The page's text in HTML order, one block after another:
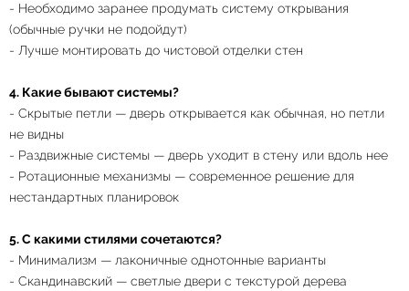
- Необходимо заранее продумать систему открывания
(обычные ручки не подойдут)
- Лучше монтировать до чистовой отделки стен
4. Какие бывают системы?
- Скрытые петли — дверь открывается как обычная, но петли
не видны
- Раздвижные системы — дверь уходит в стену или вдоль нее
- Ротационные механизмы — современное решение для
нестандартных планировок
5. С какими стилями сочетаются?
- Минимализм — лаконичные однотонные варианты
- Скандинавский — светлые двери с текстурой дерева